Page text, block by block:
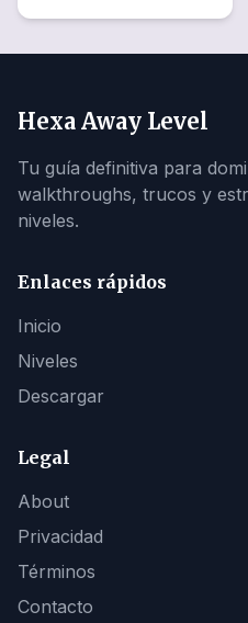
Hexa Away Level
Tu guía definitiva para
walkthroughs, trucos y
niveles.
Enlaces rápidos
Inicio
Niveles
Descargar
Legal
About
Privacidad
Términos
Contacto